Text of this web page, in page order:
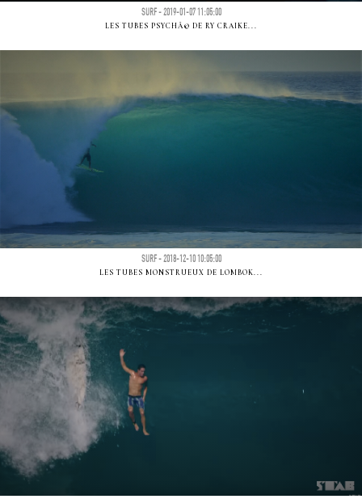
SURF - 2019-01-07 11:05:00
LES TUBES PSYCHÃ© DE RY CRAIKE...
SURF - 2018-12-10 10:05:00
LES TUBES MONSTRUEUX DE LOMBOK...